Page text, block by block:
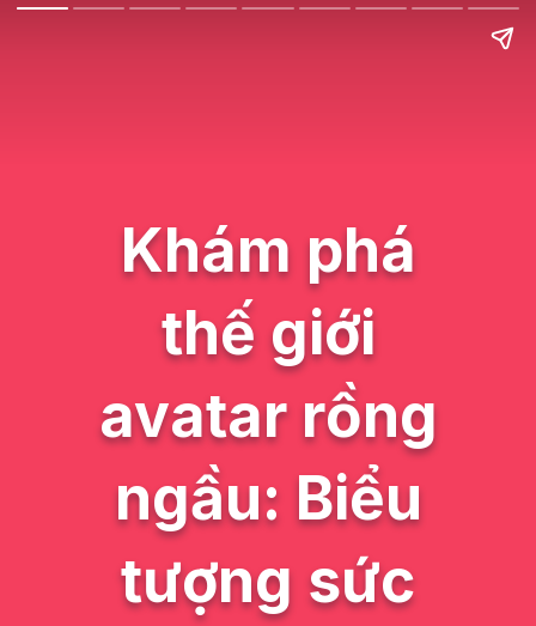
Khám phá
thế giới
avatar rồng
ngầu: Biểu
tượng sức